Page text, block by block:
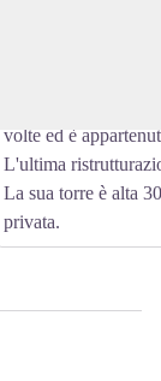
volte ed è
L'ultima
La sua torre è alta
privata.